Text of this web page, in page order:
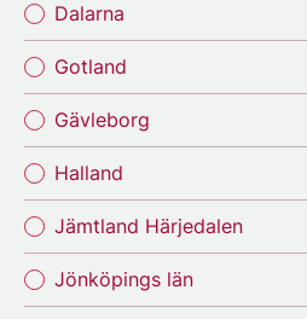
Dalarna
Gotland
Gävleborg
Halland
Jämtland Härjedalen
Jönköpings län